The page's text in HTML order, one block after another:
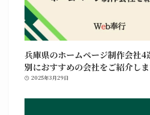
兵庫県のホームページ制作会社4
別におすすめの会社をご紹介しま
2025年3月29日